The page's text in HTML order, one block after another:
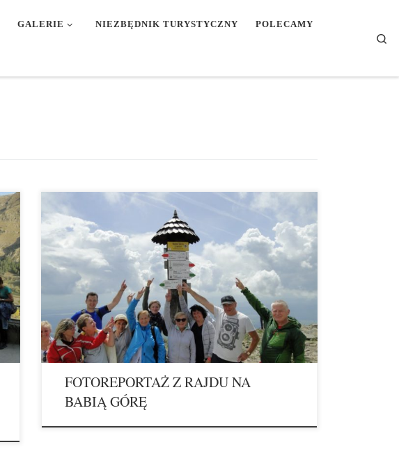
GALERIE NIEZBĘDNIK TURYSTYCZNY POLECAMY
FOTOREPORTAŻ – Zdjęcia wykonał Bogdan Kurek
FOTOREPORTAŻ Z RAJDU NA
BABIĄ GÓRĘ